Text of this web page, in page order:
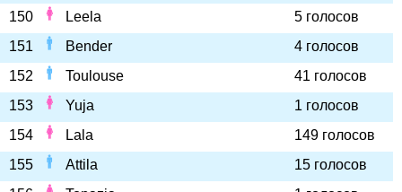
150
Leela
5 голосов
151
Bender
4 голосов
152
Toulouse
41 голосов
153
Yuja
1 голосов
154
Lala
149 голосов
155
Attila
15 голосов